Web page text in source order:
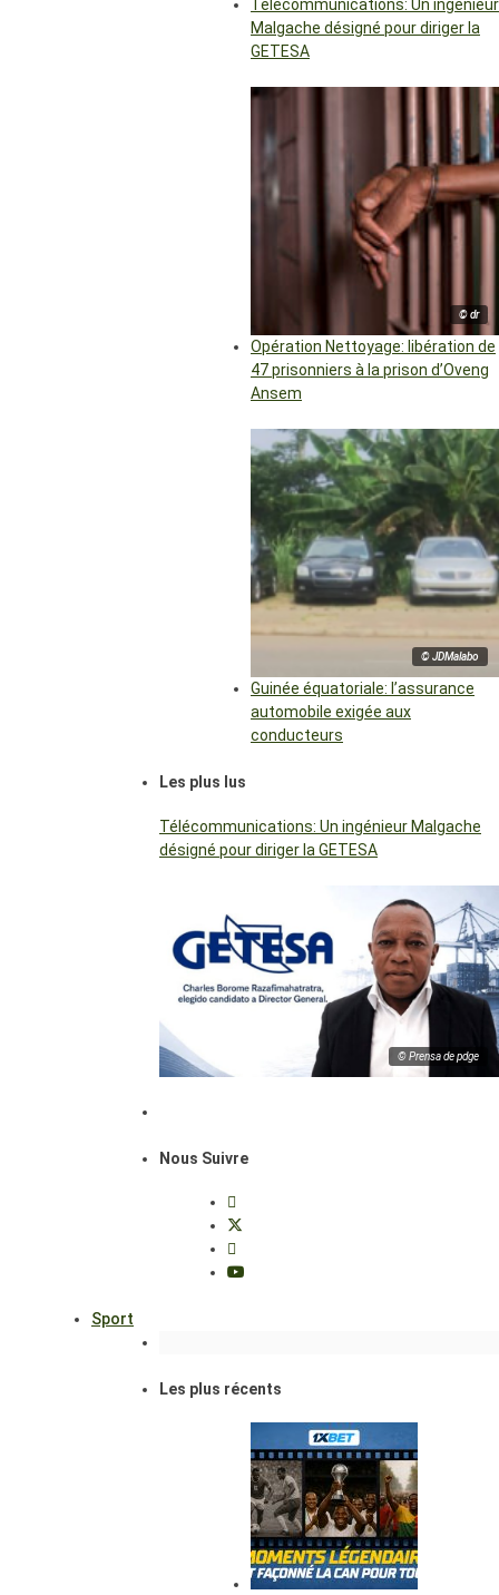
Télécommunications: Un ingénieur
Malgache désigné pour diriger la
GETESA
© dr
Opération Nettoyage: libération de
47 prisonniers à la prison d’Oveng
Ansem
© JDMalabo
Guinée équatoriale: l’assurance
automobile exigée aux
conducteurs
Les plus lus
Télécommunications: Un ingénieur Malgache
désigné pour diriger la GETESA
© Prensa de pdge
Nous Suivre
Sport
Les plus récents